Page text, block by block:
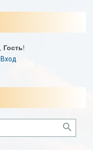
Гость!
Вход